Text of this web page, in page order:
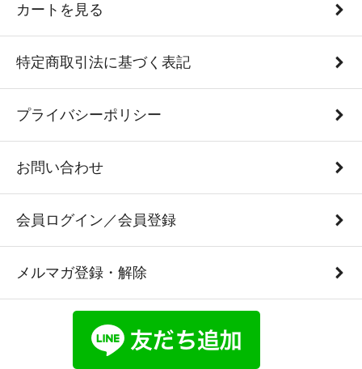
カートを見る
特定商取引法に基づく表記
プライバシーポリシー
お問い合わせ
会員ログイン／会員登録
メルマガ登録・解除